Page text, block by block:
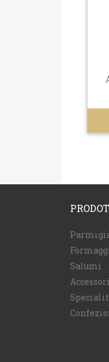
Formaggi
Salumi
Accessori